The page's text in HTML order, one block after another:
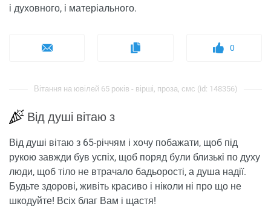
і духовного, і матеріального.
0
Вітання на ювілей 65 років - вірші, проза, смс (id: 148356)
Від душі вітаю з
Від душі вітаю з 65-річчям і хочу побажати, щоб під
рукою завжди був успіх, щоб поряд були близькі по духу
люди, щоб тіло не втрачало бадьорості, а душа надії.
Будьте здорові, живіть красиво і ніколи ні про що не
шкодуйте! Всіх благ Вам і щастя!